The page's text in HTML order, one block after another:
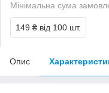
Мінімальна сума
149 ₴ від 100 шт.
Опис